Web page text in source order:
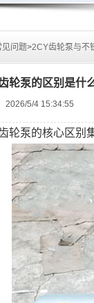
见问题>2CY齿轮泵与不
轮泵的区别是什
2026/5/4 15:34:55
轮泵的核心区别